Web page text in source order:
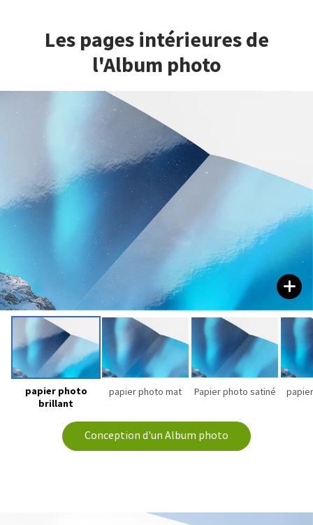
Les pages intérieures de
l'Album photo
papier photo
brillant
papier photo mat Papier photo satiné
Conception d'un Album photo